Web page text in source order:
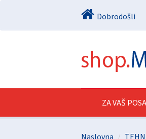
Dobrodošli
ZA VAŠ